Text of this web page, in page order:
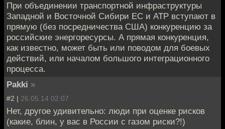
При объединении транспортной инфраструктуры
Западной и Восточной Сибири ЕС и АТР вступают в
прямую (без посредничества США) конкуренцию за
российские энергоресурсы. А прямая конкуренция,
как известно, может быть или поводом для боевых
действий, или началом большого интеграционного
процесса.
Pakki »
#2 | 26.05.14 02:07
Нет, другое удивительно: люди при оценке рисков
(какие, блин, у вас в России с газом риски?!)